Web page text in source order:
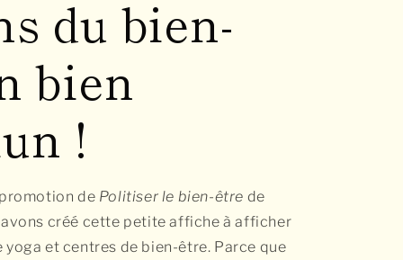
du bien-
bien
!
de Politiser le bien-être de
avons créé cette petite affiche à afficher
yoga et centres de bien-être. Parce que